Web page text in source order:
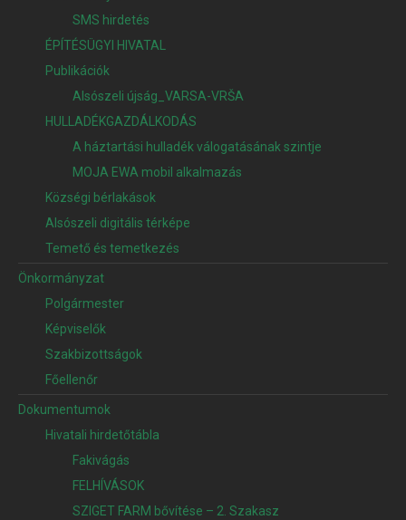
SMS hirdetés
ÉPÍTÉSÜGYI HIVATAL
Publikációk
Alsószeli újság_VARSA-VRŠA
HULLADÉKGAZDÁLKODÁS
A háztartási hulladék válogatásának szintje
MOJA EWA mobil alkalmazás
Községi bérlakások
Alsószeli digitális térképe
Temető és temetkezés
Önkormányzat
Polgármester
Képviselők
Szakbizottságok
Főellenőr
Dokumentumok
Hivatali hirdetőtábla
Fakivágás
FELHÍVÁSOK
SZIGET FARM bővítése – 2. Szakasz